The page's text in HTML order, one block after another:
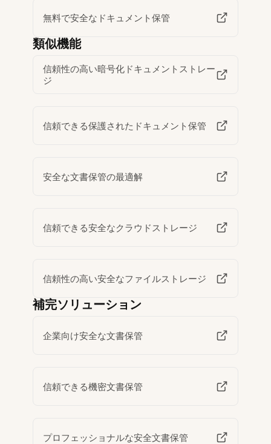
無料で安全なドキュメント保管
類似機能
信頼性の高い暗号化ドキュメントストレー
ジ
信頼できる保護されたドキュメント保管
安全な文書保管の最適解
信頼できる安全なクラウドストレージ
信頼性の高い安全なファイルストレージ
補完ソリューション
企業向け安全な文書保管
信頼できる機密文書保管
プロフェッショナルな安全文書保管